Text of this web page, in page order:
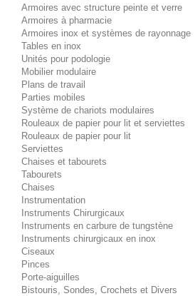
Armoires avec structure peinte et verre
Armoires à pharmacie
Armoires inox et systèmes de rayonnage
Tables en inox
Unités pour podologie
Mobilier modulaire
Plans de travail
Parties mobiles
Système de chariots modulaires
Rouleaux de papier pour lit et serviettes
Rouleaux de papier pour lit
Serviettes
Chaises et tabourets
Tabourets
Chaises
Instrumentation
Instruments Chirurgicaux
Instruments en carbure de tungstène
Instruments chirurgicaux en inox
Ciseaux
Pinces
Porte-aiguilles
Bistouris, Sondes, Crochets et Divers